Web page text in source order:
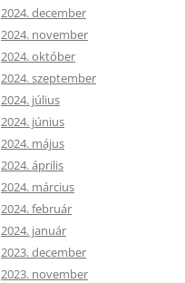
2024. december
2024. november
2024. október
2024. szeptember
2024. július
2024. június
2024. május
2024. április
2024. március
2024. február
2024. január
2023. december
2023. november